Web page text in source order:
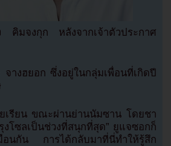
คิมจงกุก หลังจากเจ้าตัวประกาศ
างฮยอก ซึ่งอยู่ในกลุ่มเพื่อนที่เกิดปี
ยเรียน ขณะผ่านย่านนัมซาน โดยชา
โซลเป็นช่วงที่สนุกที่สุด” ยูแจซอกก็
อนกัน การได้กลับมาที่นี่ทำให้รู้สึก